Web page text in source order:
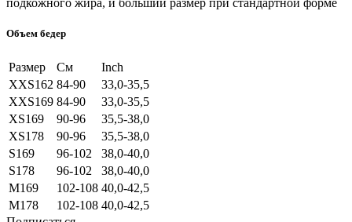
подкожного жира, и больший размер при стандартной форме
Объем бедер
Размер См
Inch
XXS162 84-90
33,0-35,5
XXS169 84-90
33,0-35,5
XS169
90-96
35,5-38,0
XS178
90-96
35,5-38,0
S169
96-102
38,0-40,0
S178
96-102
38,0-40,0
M169
102-108 40,0-42,5
M178
102-108 40,0-42,5